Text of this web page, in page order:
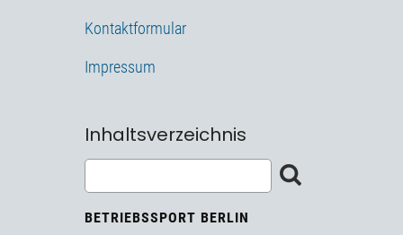
Kontaktformular
Impressum
Inhaltsverzeichnis
BETRIEBSSPORT BERLIN